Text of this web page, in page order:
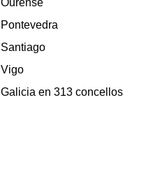
Pontevedra
Santiago
Vigo
Galicia en 313 concellos